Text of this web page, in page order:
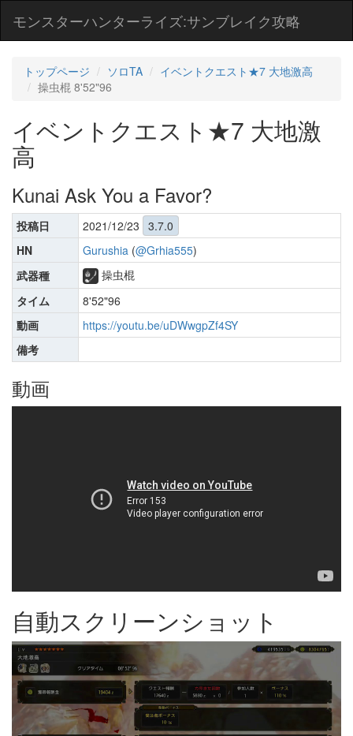
モンスターハンターライズ:サンブレイク攻略
トップページ ソロTA
イベントクエスト★7 大地激高
操虫棍 8'52"96
イベントクエスト★7 大地激
高
Kunai Ask You a Favor?
投稿日 2021/12/23 3.7.0
HN
Gurushia (@Grhia555)
武器種
操虫棍
タイム
8'52"96
動画
https://youtu.be/uDWwgpZf4SY
備考
動画
自動スクリーンショット